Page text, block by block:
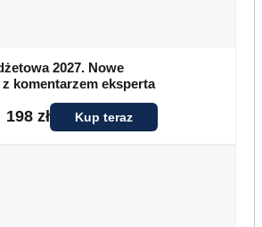
2027. Nowe
komentarzem eksperta
198 zł Kup teraz